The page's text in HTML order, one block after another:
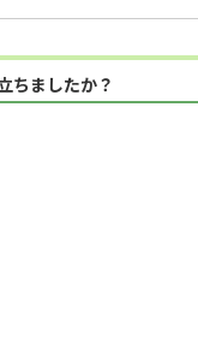
ちましたか？